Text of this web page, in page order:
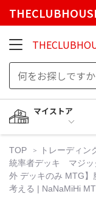
マイストア
TOP トレーディン
統率者デッキ マジ
外 デッキのみ MTG】
考える | NaNaMiHi